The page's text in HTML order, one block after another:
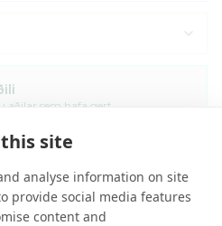
aðilar sem hafa gert
ákveðnum ferlum og falla því
og fyrirvarar
site
analyse information on site
provide social media features
content and